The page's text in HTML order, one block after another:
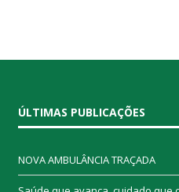
ÚLTIMAS PUBLICAÇÕES
NOVA AMBULÂNCIA TRAÇADA